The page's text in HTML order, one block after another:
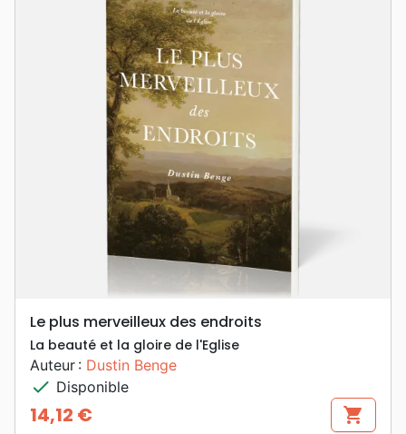
Le plus merveilleux des endroits
La beauté et la gloire de l'Eglise
Auteur : Dustin Benge
check Disponible
Prix
14,12 € shopping_cart